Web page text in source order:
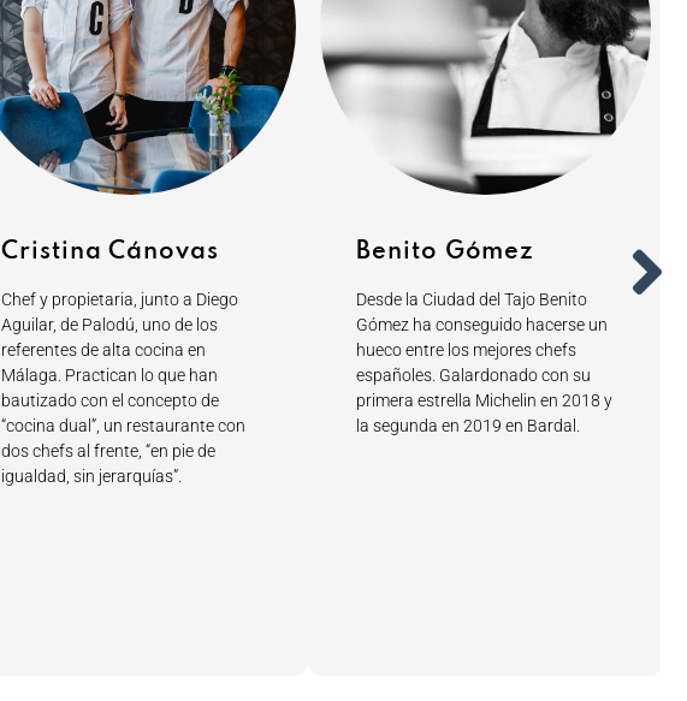
Cristina Cánovas
Chef y propietaria, junto a Diego
Aguilar, de Palodú, uno de los
referentes de alta cocina en
Málaga. Practican lo que han
bautizado con el concepto de
“cocina dual”, un restaurante con
dos chefs al frente, “en pie de
igualdad, sin jerarquías”.
Benito Gómez
Desde la Ciudad del Tajo Benito
Gómez ha conseguido hacerse un
hueco entre los mejores chefs
españoles. Galardonado con su
primera estrella Michelin en 2018 y
la segunda en 2019 en Bardal.